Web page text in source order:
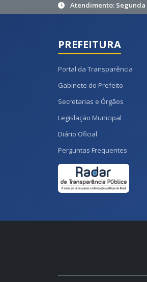
Atendimento: Segunda
PREFEITURA
Portal da Transparência
Gabinete do Prefeito
Secretarias e Órgãos
Legislação Municipal
Diário Oficial
Perguntas Frequentes